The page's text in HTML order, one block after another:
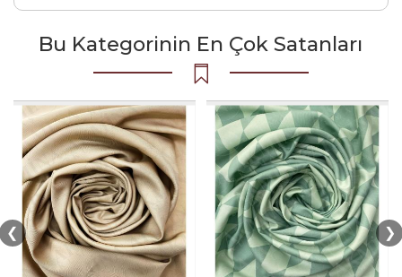
Bu Kategorinin En Çok Satanları
❮ ❯